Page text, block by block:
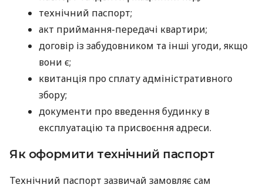
технічний паспорт;
акт приймання-передачі квартири;
договір із забудовником та інші угоди, якщо
вони є;
квитанція про сплату адміністративного
збору;
документи про введення будинку в
експлуатацію та присвоєння адреси.
Як оформити технічний паспорт
Технічний паспорт зазвичай замовляє сам